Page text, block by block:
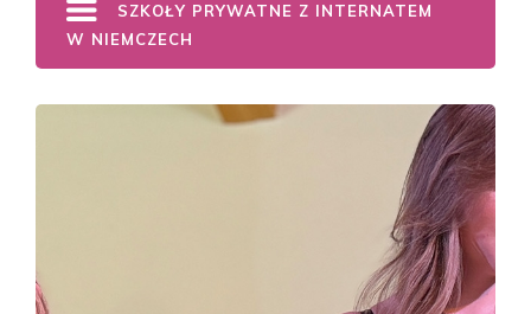
SZKOŁY PRYWATNE Z INTERNATEM
W NIEMCZECH